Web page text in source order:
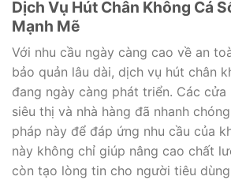
Dịch Vụ Hút Chân Không Cá
Mạnh Mẽ
Với nhu cầu ngày càng cao về an
bảo quản lâu dài, dịch vụ hút chân
đang ngày càng phát triển. Các cửa
siêu thị và nhà hàng đã nhanh
pháp này để đáp ứng nhu cầu của
này không chỉ giúp nâng cao chất
còn tạo lòng tin cho người tiêu